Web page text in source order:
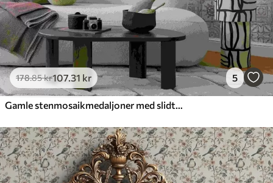
178.85kr107.31 kr 5
Gamle stenmosaikmedaljoner med slidte detaljer